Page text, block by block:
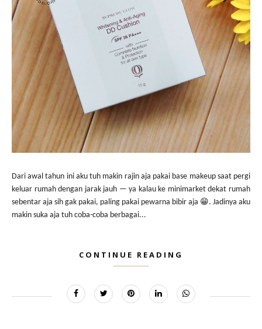
Dari awal tahun ini aku tuh makin rajin aja pakai base makeup saat pergi
keluar rumah dengan jarak jauh — ya kalau ke minimarket dekat rumah
sebentar aja sih gak pakai, paling pakai pewarna bibir aja 😁. Jadinya aku
makin suka aja tuh coba-coba berbagai...
CONTINUE READING